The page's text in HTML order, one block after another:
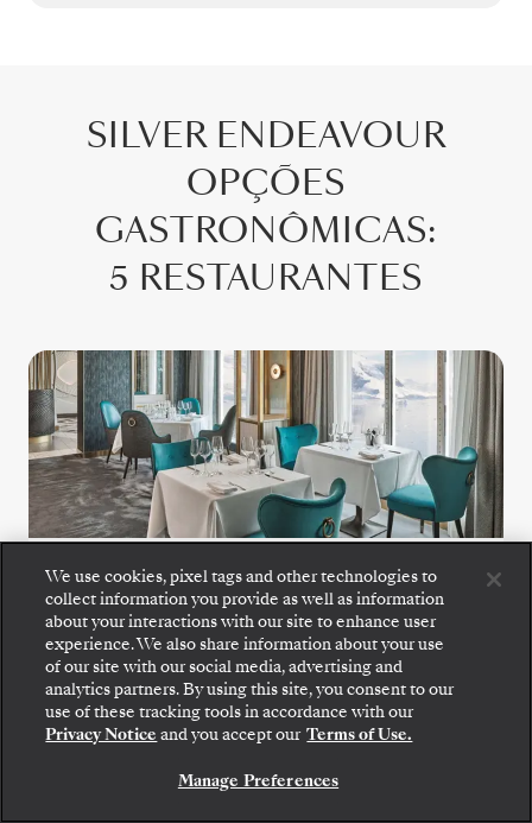
SILVER ENDEAVOUR
OPÇÕES
GASTRONÔMICAS:
5 RESTAURANTES
Il Terrazzino
Il Terrazino leva a cozinha italiana clássica
para o mar a bordo do Silver Endeavour, com
massas deliciosas, receitas do Velho Mundo e
vinhos internacionais de exceção.
Embarque: escolha sua suíte e confira as tarifas e
os serviços inclusos antes de confirmar com
segurança sua viagem com a Silversea.
RESERVE A SUA SUITE
We use cookies, pixel tags and other technologies to
collect information you provide as well as information
about your interactions with our site to enhance user
experience. We also share information about your use
of our site with our social media, advertising and
analytics partners. By using this site, you consent to our
use of these tracking tools in accordance with our
Privacy Notice and you accept our Terms of Use.
Manage Preferences